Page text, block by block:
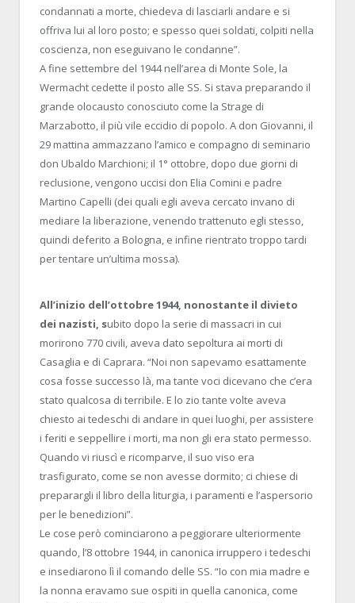
condannati a morte, chiedeva di lasciarli andare e si
offriva lui al loro posto; e spesso quei soldati, colpiti nella
coscienza, non eseguivano le condanne”.
A fine settembre del 1944 nell’area di Monte Sole, la
Wermacht cedette il posto alle SS. Si stava preparando il
grande olocausto conosciuto come la Strage di
Marzabotto, il più vile eccidio di popolo. A don Giovanni, il
29 mattina ammazzano l’amico e compagno di seminario
don Ubaldo Marchioni; il 1° ottobre, dopo due giorni di
reclusione, vengono uccisi don Elia Comini e padre
Martino Capelli (dei quali egli aveva cercato invano di
mediare la liberazione, venendo trattenuto egli stesso,
quindi deferito a Bologna, e infine rientrato troppo tardi
per tentare un’ultima mossa).
All’inizio dell’ottobre 1944, nonostante il divieto
dei nazisti, subito dopo la serie di massacri in cui
morirono 770 civili, aveva dato sepoltura ai morti di
Casaglia e di Caprara. “Noi non sapevamo esattamente
cosa fosse successo là, ma tante voci dicevano che c’era
stato qualcosa di terribile. E lo zio tante volte aveva
chiesto ai tedeschi di andare in quei luoghi, per assistere
i feriti e seppellire i morti, ma non gli era stato permesso.
Quando vi riuscì e ricomparve, il suo viso era
trasfigurato, come se non avesse dormito; ci chiese di
preparargli il libro della liturgia, i paramenti e l’aspersorio
per le benedizioni”.
Le cose però cominciarono a peggiorare ulteriormente
quando, l’8 ottobre 1944, in canonica irruppero i tedeschi
e insediarono lì il comando delle SS. “Io con mia madre e
la nonna eravamo sue ospiti in quella canonica, come